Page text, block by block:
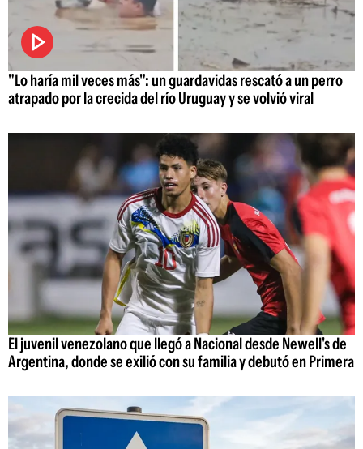
"Lo haría mil veces más": un guardavidas rescató a un perro
atrapado por la crecida del río Uruguay y se volvió viral
El juvenil venezolano que llegó a Nacional desde Newell's de
Argentina, donde se exilió con su familia y debutó en Primera